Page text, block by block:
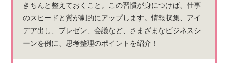
きちんと整えておくこと。この習慣が身につけば、仕事
のスピードと質が劇的にアップします。情報収集、アイ
デア出し、プレゼン、会議など、さまざまなビジネスシ
ーンを例に、思考整理のポイントを紹介！